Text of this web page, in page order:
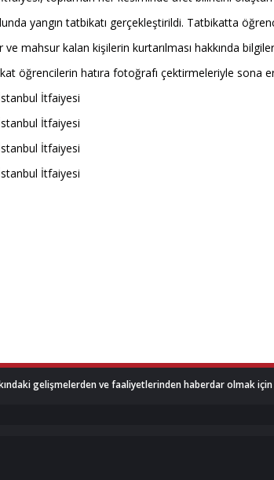
yangın tatbikatı gerçekleştirildi. Tatbikatta
ve mahsur kalan kişilerin kurtarılması hakkında
öğrencilerin hatıra fotoğrafı çektirmeleriyle sona
gelişmelerden ve faaliyetlerinden haberdar olmak